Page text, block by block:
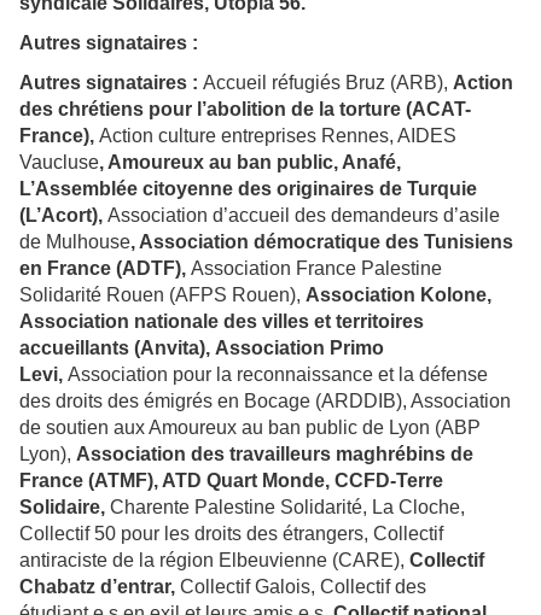
Autres signataires :
Autres signataires : Accueil réfugiés Bruz (ARB), Action
des chrétiens pour l’abolition de la torture (ACAT-
France), Action culture entreprises Rennes, AIDES
Vaucluse, Amoureux au ban public, Anafé,
L’Assemblée citoyenne des originaires de Turquie
(L’Acort), Association d’accueil des demandeurs d’asile
de Mulhouse, Association démocratique des Tunisiens
en France (ADTF), Association France Palestine
Solidarité Rouen (AFPS Rouen), Association Kolone,
Association nationale des villes et territoires
accueillants (Anvita), Association Primo
Levi, Association pour la reconnaissance et la défense
des droits des émigrés en Bocage (ARDDIB), Association
de soutien aux Amoureux au ban public de Lyon (ABP
Lyon), Association des travailleurs maghrébins de
France (ATMF), ATD Quart Monde, CCFD-Terre
Solidaire, Charente Palestine Solidarité, La Cloche,
Collectif 50 pour les droits des étrangers, Collectif
antiraciste de la région Elbeuvienne (CARE), Collectif
Chabatz d’entrar, Collectif Galois, Collectif des